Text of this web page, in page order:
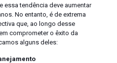
essa tendência deve aumentar
No entanto, é de extrema
que, ao longo desse
comprometer o êxito da
alguns deles: